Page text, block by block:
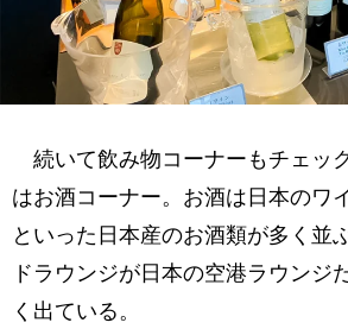
続いて飲み物コーナーもチェッ
はお酒コーナー。お酒は日本のワ
といった日本産のお酒類が多く並
ドラウンジが日本の空港ラウンジ
く出ている。